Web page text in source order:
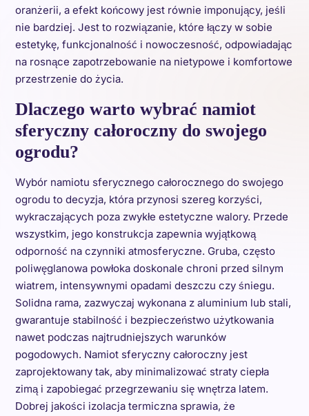
oranżerii, a efekt końcowy jest równie imponujący, jeśli
nie bardziej. Jest to rozwiązanie, które łączy w sobie
estetykę, funkcjonalność i nowoczesność, odpowiadając
na rosnące zapotrzebowanie na nietypowe i komfortowe
przestrzenie do życia.
Dlaczego warto wybrać namiot
sferyczny całoroczny do swojego
ogrodu?
Wybór namiotu sferycznego całorocznego do swojego
ogrodu to decyzja, która przynosi szereg korzyści,
wykraczających poza zwykłe estetyczne walory. Przede
wszystkim, jego konstrukcja zapewnia wyjątkową
odporność na czynniki atmosferyczne. Gruba, często
poliwęglanowa powłoka doskonale chroni przed silnym
wiatrem, intensywnymi opadami deszczu czy śniegu.
Solidna rama, zazwyczaj wykonana z aluminium lub stali,
gwarantuje stabilność i bezpieczeństwo użytkowania
nawet podczas najtrudniejszych warunków
pogodowych. Namiot sferyczny całoroczny jest
zaprojektowany tak, aby minimalizować straty ciepła
zimą i zapobiegać przegrzewaniu się wnętrza latem.
Dobrej jakości izolacja termiczna sprawia, że